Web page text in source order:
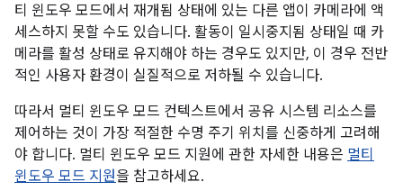
티 윈도우 모드에서 재개됨 상태에 있는 다른 앱이 카메라에 액
세스하지 못할 수도 있습니다. 활동이 일시중지됨 상태일 때 카
메라를 활성 상태로 유지해야 하는 경우도 있지만, 이 경우 전반
적인 사용자 환경이 실질적으로 저하될 수 있습니다.
따라서 멀티 윈도우 모드 컨텍스트에서 공유 시스템 리소스를
제어하는 것이 가장 적절한 수명 주기 위치를 신중하게 고려해
야 합니다. 멀티 윈도우 모드 지원에 관한 자세한 내용은 멀티
윈도우 모드 지원을 참고하세요.